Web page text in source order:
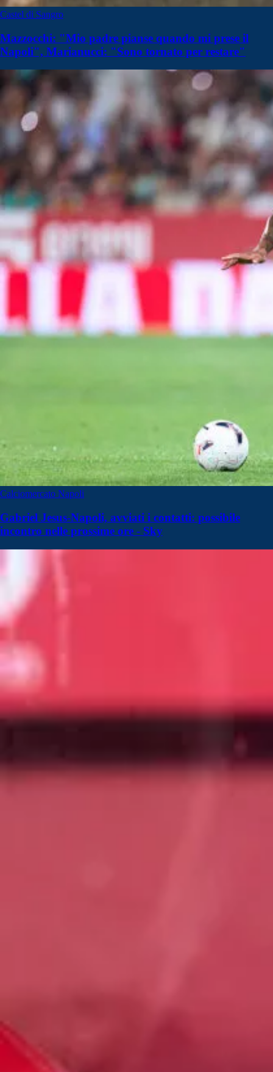
Castel di Sangro
Mazzocchi: "Mio padre pianse quando mi prese il
Napoli", Marianucci: "Sono tornato per restare"
Calciomercato Napoli
Gabriel Jesus-Napoli, avviati i contatti: possibile
incontro nelle prossime ore - Sky